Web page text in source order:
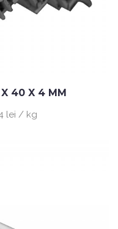
40 X 4 MM
lei / kg